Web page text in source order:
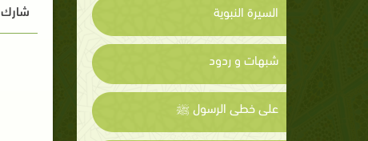
السيرة النبوية
شبهات و ردود
على خطى الرسول ﷺ